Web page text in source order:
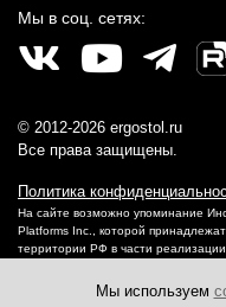
Мы в соц. сетях:
© 2012-2026 ergostol.ru
Все права защищены.
Политика
На сайте возможно упоминание
Platforms Inc., которой
территории РФ в части
Мы используем